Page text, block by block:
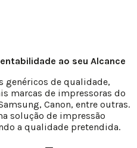
ao seu Alcance
genéricos de qualidade,
marcas de impressoras do
Canon, entre outras.
solução de impressão
a qualidade pretendida.